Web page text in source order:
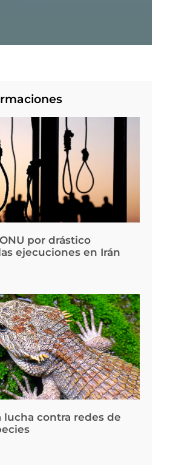
por drástico
ejecuciones en Irán
lucha contra redes de